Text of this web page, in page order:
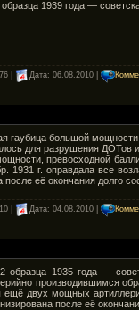
1939 года —
| Дата: 06.08.2010
гаубица большой
для разрушения
превосходной
1931 г. оправдала все
после её окончания долго
| Дата: 04.08.2010
образца 1935 года —
производившимся
двух мощных
после её